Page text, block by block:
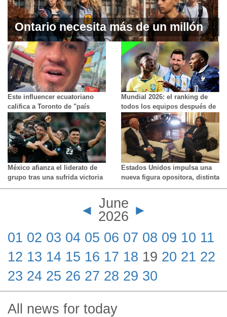
Ontario necesita más de un millón
de graduados universitarios en la
próxima década. Estos son los
campos con mayor demanda
Este influencer ecuatoriano
califica a Toronto de "país
tercermundista"
Mundial 2026: el ranking de
todos los equipos después de
la primera ronda de partidos
(con 3 latinoamericanos entre
los 10 primeros)
México afianza el liderato de
grupo tras una sufrida victoria
ante Corea del Sur
Estados Unidos impulsa una
nueva figura opositora, distinta
a María Corina Machado, para
Venezuela
◄ June
2026 ►
01 02 03 04 05 06 07 08 09 10 11
12 13 14 15 16 17 18 19 20 21 22
23 24 25 26 27 28 29 30
All news for today